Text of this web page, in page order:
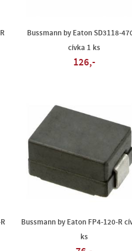
Bussmann by Eaton SD3118-
cívka 1 ks
126,-
Bussmann by Eaton FP4-120-R
ks